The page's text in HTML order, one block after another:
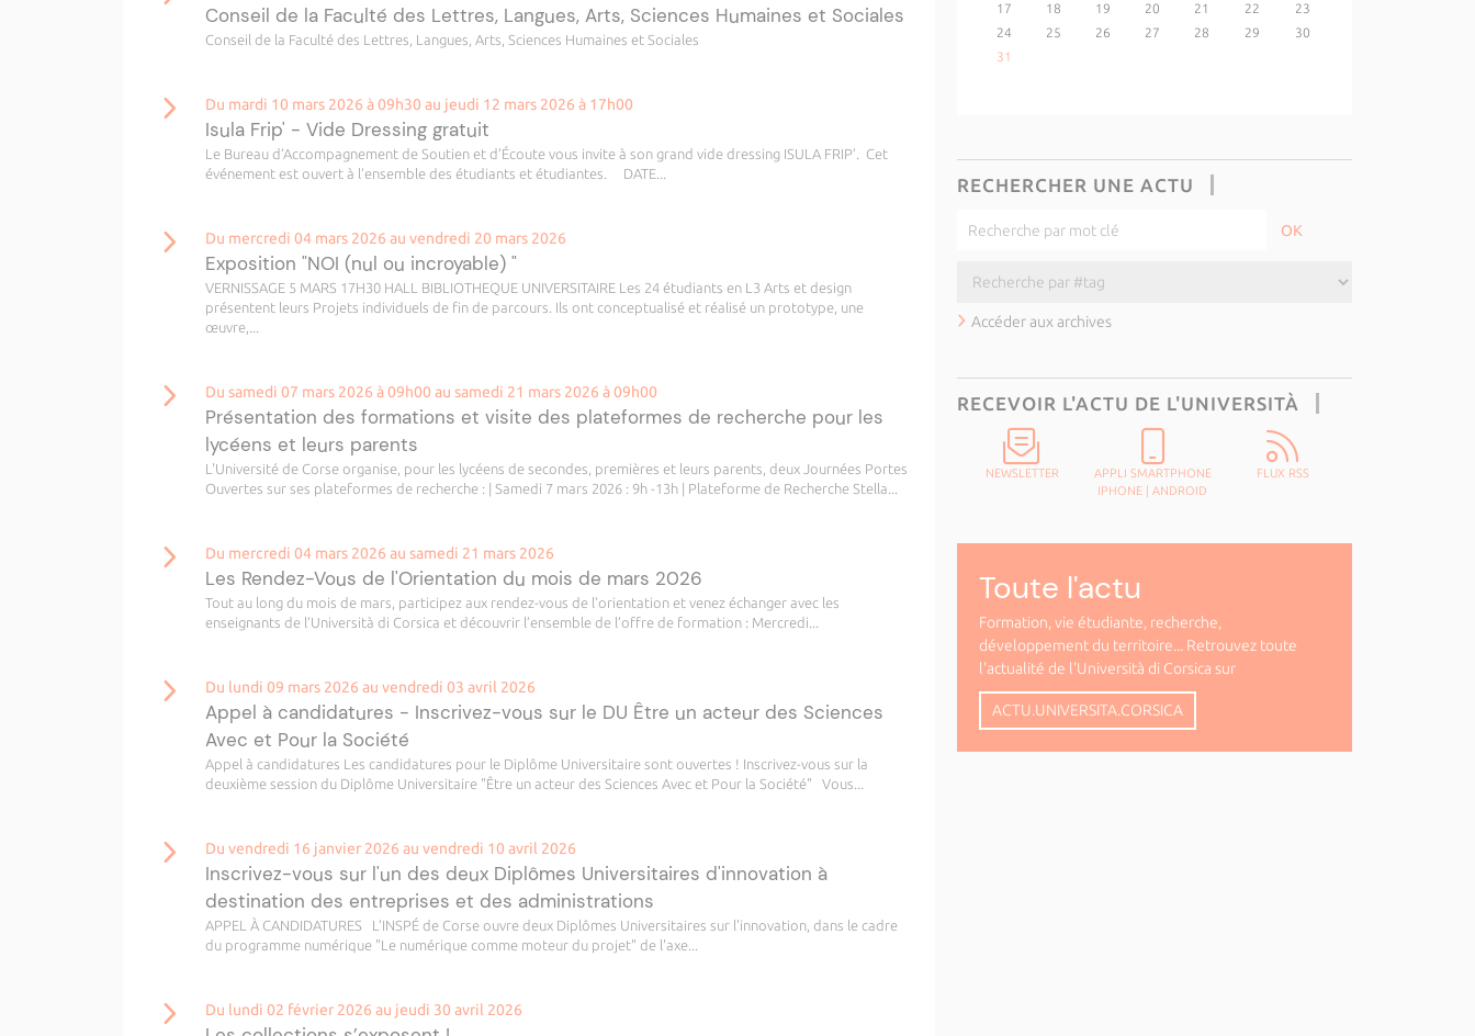
Conseil de la Faculté des Lettres, Langues, Arts, Sciences Humaines et Sociales
Conseil de la Faculté des Lettres, Langues, Arts, Sciences Humaines et Sociales
Du mardi 10 mars 2026 à 09h30 au jeudi 12 mars 2026 à 17h00
Isula Frip' - Vide Dressing gratuit
Le Bureau d’Accompagnement de Soutien et d’Écoute vous invite à son grand vide dressing ISULA FRIP’. Cet
événement est ouvert à l’ensemble des étudiants et étudiantes. DATE...
Du mercredi 04 mars 2026 au vendredi 20 mars 2026
Exposition "NOI (nul ou incroyable) "
VERNISSAGE 5 MARS 17H30 HALL BIBLIOTHEQUE UNIVERSITAIRE Les 24 étudiants en L3 Arts et design
présentent leurs Projets individuels de fin de parcours. Ils ont conceptualisé et réalisé un prototype, une
œuvre,...
Du samedi 07 mars 2026 à 09h00 au samedi 21 mars 2026 à 09h00
Présentation des formations et visite des plateformes de recherche pour les
lycéens et leurs parents
L'Université de Corse organise, pour les lycéens de secondes, premières et leurs parents, deux Journées Portes
Ouvertes sur ses plateformes de recherche : | Samedi 7 mars 2026 : 9h -13h | Plateforme de Recherche Stella...
Du mercredi 04 mars 2026 au samedi 21 mars 2026
Les Rendez-Vous de l'Orientation du mois de mars 2026
Tout au long du mois de mars, participez aux rendez-vous de l’orientation et venez échanger avec les
enseignants de l’Università di Corsica et découvrir l’ensemble de l’offre de formation : Mercredi...
Du lundi 09 mars 2026 au vendredi 03 avril 2026
Appel à candidatures - Inscrivez-vous sur le DU Être un acteur des Sciences
Avec et Pour la Société
Appel à candidatures Les candidatures pour le Diplôme Universitaire sont ouvertes ! Inscrivez-vous sur la
deuxième session du Diplôme Universitaire "Être un acteur des Sciences Avec et Pour la Société" Vous...
Du vendredi 16 janvier 2026 au vendredi 10 avril 2026
Inscrivez-vous sur l'un des deux Diplômes Universitaires d'innovation à
destination des entreprises et des administrations
APPEL À CANDIDATURES L’INSPÉ de Corse ouvre deux Diplômes Universitaires sur l'innovation, dans le cadre
du programme numérique "Le numérique comme moteur du projet" de l'axe...
Du lundi 02 février 2026 au jeudi 30 avril 2026
17
18 19 20 21 22
23
24
25 26 27 28 29
30
31
RECHERCHER UNE ACTU
Accéder aux archives
RECEVOIR L'ACTU DE L'UNIVERSITÀ
NEWSLETTER
APPLI SMARTPHONE
IPHONE |ANDROID
FLUX RSS
Toute l'actu
Formation, vie étudiante, recherche,
développement du territoire... Retrouvez toute
l'actualité de l'Università di Corsica sur
ACTU.UNIVERSITA.CORSICA